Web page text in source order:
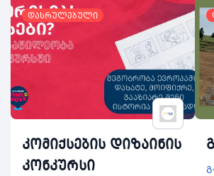
დასრულებული
კომიქსების დიზაინის
კონკურსი